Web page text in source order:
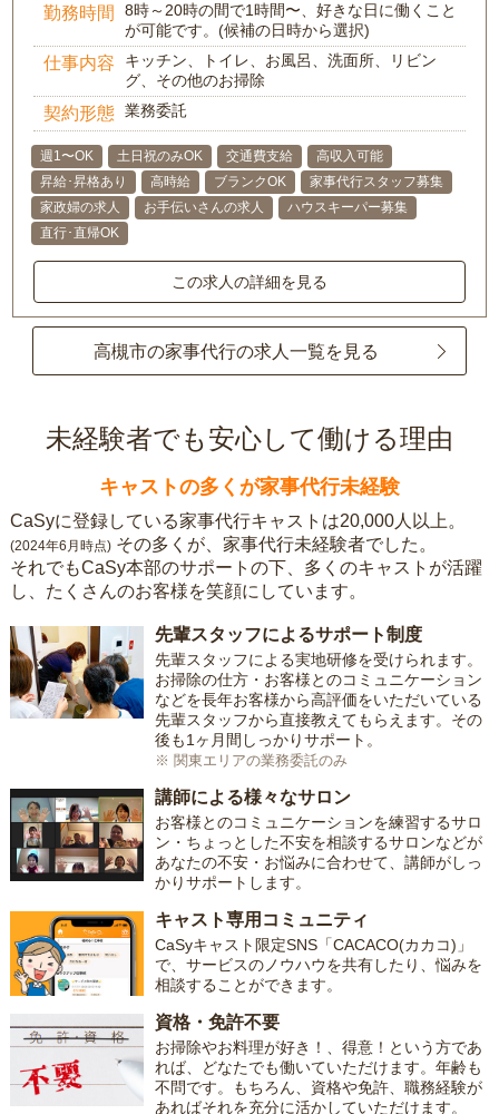
勤務時間
8時～20時の間で1時間〜、好きな日に働くこと
が可能です。(候補の日時から選択)
仕事内容
キッチン、トイレ、お風呂、洗面所、リビン
グ、その他のお掃除
契約形態 業務委託
週1〜OK 土日祝のみOK 交通費支給
高収入可能
昇給･昇格あり
高時給 ブランクOK
家事代行スタッフ募集
家政婦の求人
お手伝いさんの求人
ハウスキーパー募集
直行･直帰OK
この求人の詳細を見る
高槻市の家事代行の求人一覧を見る
未経験者でも安心して働ける理由
キャストの多くが家事代行未経験
CaSyに登録している家事代行キャストは20,000人以上。
(2024年6月時点) その多くが、家事代行未経験者でした。
それでもCaSy本部のサポートの下、多くのキャストが活躍
し、たくさんのお客様を笑顔にしています。
先輩スタッフによるサポート制度
先輩スタッフによる実地研修を受けられます。
お掃除の仕方・お客様とのコミュニケーション
などを長年お客様から高評価をいただいている
先輩スタッフから直接教えてもらえます。その
後も1ヶ月間しっかりサポート。
※ 関東エリアの業務委託のみ
講師による様々なサロン
お客様とのコミュニケーションを練習するサロ
ン・ちょっとした不安を相談するサロンなどが
あなたの不安・お悩みに合わせて、講師がしっ
かりサポートします。
キャスト専用コミュニティ
CaSyキャスト限定SNS「CACACO(カカコ)」
で、サービスのノウハウを共有したり、悩みを
相談することができます。
資格・免許不要
お掃除やお料理が好き！、得意！という方であ
れば、どなたでも働いていただけます。年齢も
不問です。もちろん、資格や免許、職務経験が
あればそれを充分に活かしていただけます。